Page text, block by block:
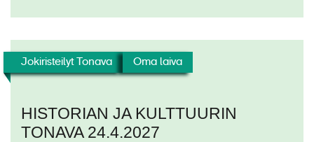
Jokiristeilyt Tonava Oma laiva
HISTORIAN JA KULTTUURIN
TONAVA 24.4.2027